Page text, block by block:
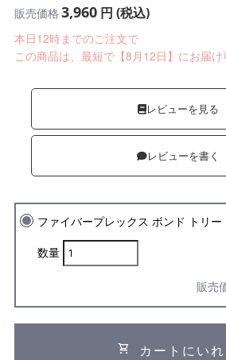
販売価格 3,960円 (税込)
本日12時までのご注文で
この商品は、最短で【8月12日】にお届け
レビューを見る
レビューを書く
ファイバープレックス ボンド トリ
数量
販売
shopping_cart カートにいれ